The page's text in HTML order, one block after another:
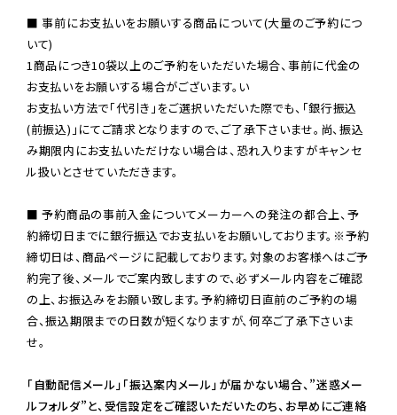
■ 事前にお支払いをお願いする商品について(大量のご予約につ
いて)
1商品につき10袋以上のご予約をいただいた場合、事前に代金の
お支払いをお願いする場合がございます。い
お支払い方法で「代引き」をご選択いただいた際でも、「銀行振込
(前振込)」にてご請求となりますので、ご了承下さいませ。尚、振込
み期限内にお支払いただけない場合は、恐れ入りますがキャンセ
ル扱いとさせていただきます。
■ 予約商品の事前入金についてメーカーへの発注の都合上、予
約締切日までに銀行振込でお支払いをお願いしております。※予約
締切日は、商品ページに記載しております。対象のお客様へはご予
約完了後、メールでご案内致しますので、必ずメール内容をご確認
の上、お振込みをお願い致します。予約締切日直前のご予約の場
合、振込期限までの日数が短くなりますが、何卒ご了承下さいま
せ。
「自動配信メール」「振込案内メール」が届かない場合、”迷惑メー
ルフォルダ”と、受信設定をご確認いただいたのち、お早めにご連絡